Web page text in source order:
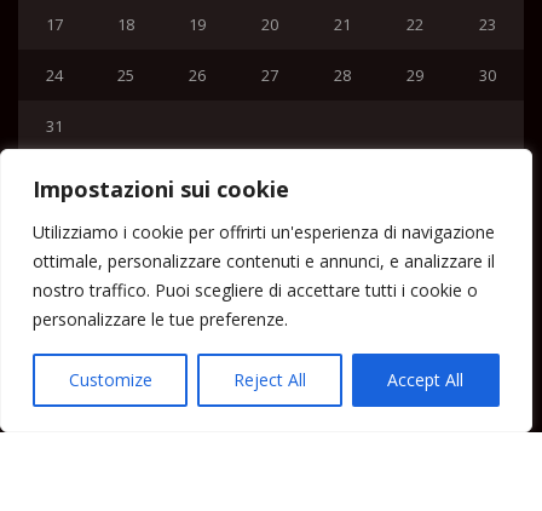
Impostazioni sui cookie
Utilizziamo i cookie per offrirti un'esperienza di navigazione
ottimale, personalizzare contenuti e annunci, e analizzare il
nostro traffico. Puoi scegliere di accettare tutti i cookie o
personalizzare le tue preferenze.
Customize Reject All Accept All
17 18 19 20 21 22 23
24 25 26 27 28 29 30
31
Home
Lipari News
Cronaca Lipari
Politica Lipari
Cultura Lipari